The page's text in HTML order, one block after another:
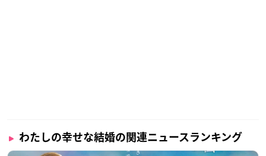
わたしの幸せな結婚の関連ニュースランキング